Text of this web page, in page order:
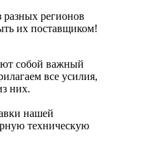
регионов
их поставщиком!
собой важный
все усилия,
них.
нашей
техническую